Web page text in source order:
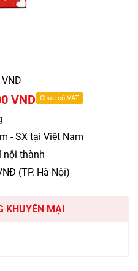
VND Chưa có VAT
- SX tại Việt Nam
nội thành
(TP. Hà Nội)
KHUYẾN MẠI